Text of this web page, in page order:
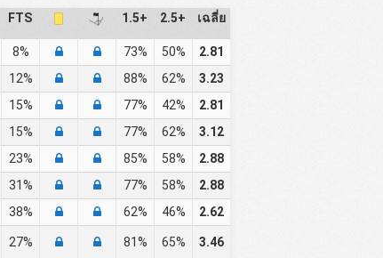
FTS 1.5+ 2.5+ เฉลี่ย
8% 73% 50%
2.81
12% 88% 62%
3.23
15% 77% 42%
2.81
15% 77% 62%
3.12
23% 85% 58%
2.88
31% 77% 58%
2.88
38% 62% 46% 2.62
27% 81% 65% 3.46